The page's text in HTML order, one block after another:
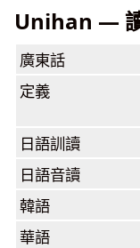
Unihan —
廣東話
定義
日語訓讀
日語音讀
韓語
華語